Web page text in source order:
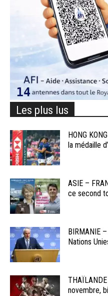
Les plus lus
HONG
la médaille
ASIE –
ce second
BIRMANIE
Nations
novembre,